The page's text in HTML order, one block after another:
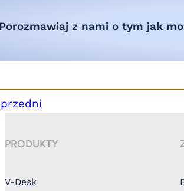
z nami o tym jak
PRODUKTY
V-Desk